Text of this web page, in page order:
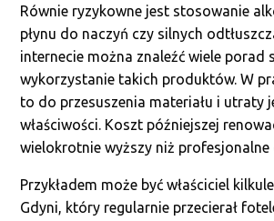
Równie ryzykowne jest stosowanie
płynu do naczyń czy silnych
internecie można znaleźć wiele porad
wykorzystanie takich produktów. W
to do przesuszenia materiału i utraty
właściwości. Koszt późniejszej
wielokrotnie wyższy niż profesjonalne
Przykładem może być właściciel
Gdyni, który regularnie przecierał